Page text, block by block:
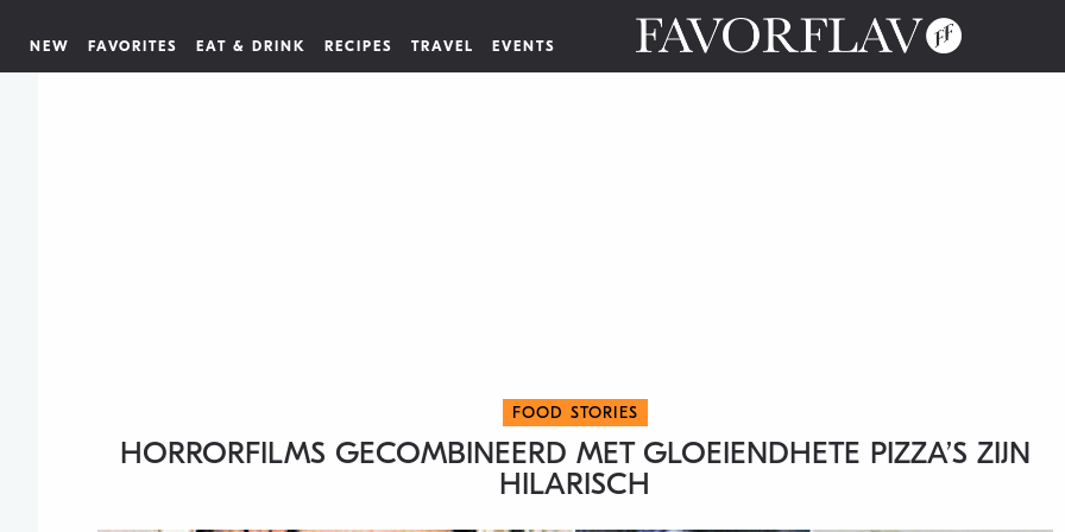
NEW FAVORITES EAT & DRINK RECIPES TRAVEL EVENTS
FOOD STORIES
HORRORFILMS GECOMBINEERD MET GLOEIENDHETE PIZZA’S ZIJN
HILARISCH